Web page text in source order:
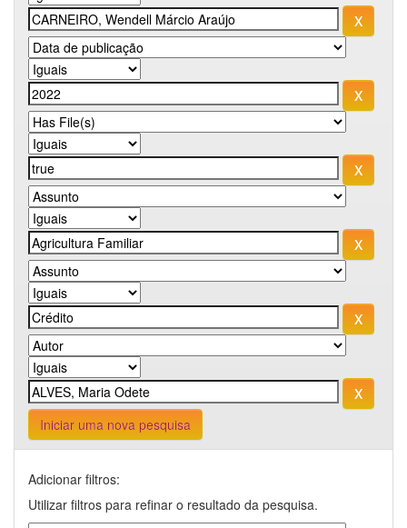
Iniciar uma nova pesquisa
Adicionar filtros:
Utilizar filtros para refinar o resultado da pesquisa.